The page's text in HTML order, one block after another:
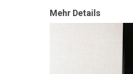
Mehr Details